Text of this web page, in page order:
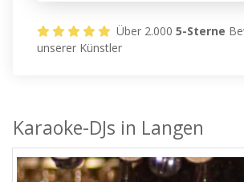
Über 2.0005-Sterne
unserer Künstler
Karaoke-DJs in Langen